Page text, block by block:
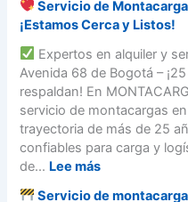
t
ó
n
:
¿
C
u
o
n
a
c
a
r
g
a
s
e
Servicio de
¡Estamos Cerca y Listos!
Expertos en alquiler y
Avenida 68 de Bogotá –
respaldan! En
servicio de montacargas
trayectoria de más de 25
confiables para carga y
de... Lee más:
Servicio de